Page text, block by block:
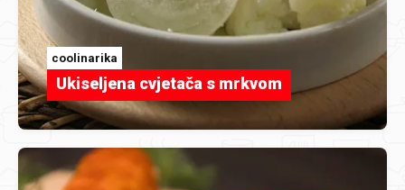
coolinarika
Ukiseljena cvjetača s mrkvom